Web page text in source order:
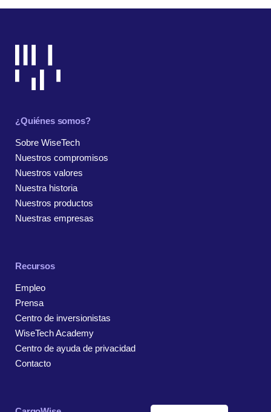
¿Quiénes somos?
Sobre WiseTech
Nuestros compromisos
Nuestros valores
Nuestra historia
Nuestros productos
Nuestras empresas
Recursos
Empleo
Prensa
Centro de inversionistas
WiseTech Academy
Centro de ayuda de privacidad
Contacto